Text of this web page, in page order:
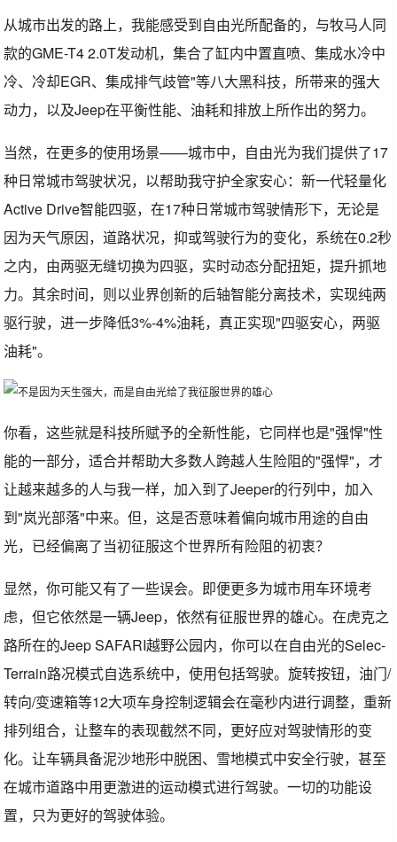
从城市出发的路上，我能感受到自由光所配备的，与牧马人同
款的GME-T4 2.0T发动机，集合了缸内中置直喷、集成水冷中
冷、冷却EGR、集成排气歧管"等八大黑科技，所带来的强大
动力，以及Jeep在平衡性能、油耗和排放上所作出的努力。
当然，在更多的使用场景——城市中，自由光为我们提供了17
种日常城市驾驶状况，以帮助我守护全家安心：新一代轻量化
Active Drive智能四驱，在17种日常城市驾驶情形下，无论是
因为天气原因，道路状况，抑或驾驶行为的变化，系统在0.2秒
之内，由两驱无缝切换为四驱，实时动态分配扭矩，提升抓地
力。其余时间，则以业界创新的后轴智能分离技术，实现纯两
驱行驶，进一步降低3%-4%油耗，真正实现"四驱安心，两驱
油耗"。
你看，这些就是科技所赋予的全新性能，它同样也是"强悍"性
能的一部分，适合并帮助大多数人跨越人生险阻的"强悍"，才
让越来越多的人与我一样，加入到了Jeeper的行列中，加入
到"岚光部落"中来。但，这是否意味着偏向城市用途的自由
光，已经偏离了当初征服这个世界所有险阻的初衷？
显然，你可能又有了一些误会。即便更多为城市用车环境考
虑，但它依然是一辆Jeep，依然有征服世界的雄心。在虎克之
路所在的Jeep SAFARI越野公园内，你可以在自由光的Selec-
Terrain路况模式自选系统中，使用包括驾驶。旋转按钮，油门/
转向/变速箱等12大项车身控制逻辑会在毫秒内进行调整，重新
排列组合，让整车的表现截然不同，更好应对驾驶情形的变
化。让车辆具备泥沙地形中脱困、雪地模式中安全行驶，甚至
在城市道路中用更激进的运动模式进行驾驶。一切的功能设
置，只为更好的驾驶体验。